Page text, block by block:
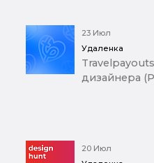
23 Июл
Удаленка
дизайнера
20 Июл